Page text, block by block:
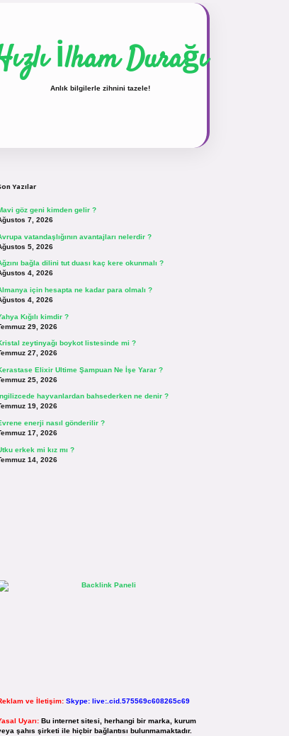
İlham Durağı
Anlık bilgilerle zihnini tazele!
Yazılar
göz geni kimden gelir ?
7, 2026
vatandaşlığının avantajları nelerdir ?
5, 2026
bağla dilini tut duası kaç kere okunmalı ?
4, 2026
için hesapta ne kadar para olmalı ?
4, 2026
Kığılı kimdir ?
29, 2026
zeytinyağı boykot listesinde mi ?
27, 2026
Elixir Ultime Şampuan Ne İşe Yarar ?
25, 2026
hayvanlardan bahsederken ne denir ?
19, 2026
enerji nasıl gönderilir ?
17, 2026
erkek mi kız mı ?
14, 2026
ve İletişim: Skype: live:.cid.575569c608265c69
Uyarı: Bu internet sitesi, herhangi bir marka, kurum
şahıs şirketi ile hiçbir bağlantısı bulunmamaktadır.